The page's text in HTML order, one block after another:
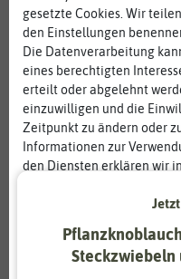
gesetzte Cookies. Wir
den Einstellungen
Die Datenverarbeitung
eines berechtigten
erteilt oder abgelehnt
einzuwilligen und die
Zeitpunkt zu ändern oder
Informationen zur
den Diensten erklären wir
Zahlungsdienstleister
Steckzwiebeln